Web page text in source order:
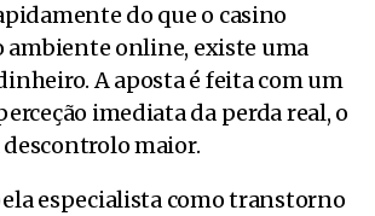
do que o casino
ambiente online, existe uma
A aposta é feita com um
imediata da perda real, o
descontrolo maior.
especialista como transtorno